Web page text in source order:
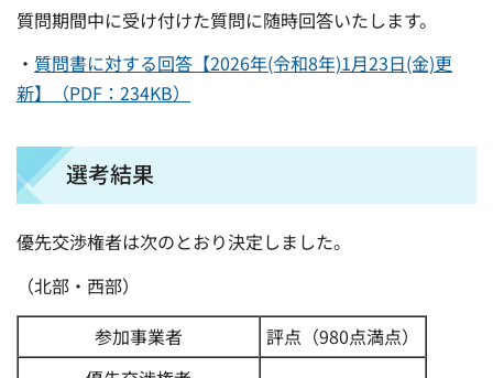
質問期間中に受け付けた質問に随時回答いたします。
・ 質問書に対する回答【2026年(令和8年)1月23日(金)更
新】（PDF：234KB）
選考結果
優先交渉権者は次のとおり決定しました。
（北部・西部）
参加事業者
評点（980点満点）